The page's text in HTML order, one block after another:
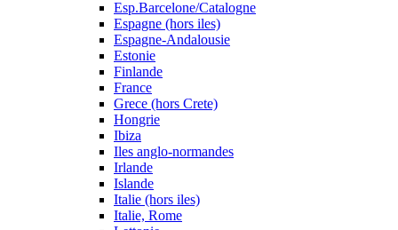
Esp.Barcelone/Catalogne
Espagne (hors iles)
Espagne-Andalousie
Estonie
Finlande
France
Grece (hors Crete)
Hongrie
Ibiza
Iles anglo-normandes
Irlande
Islande
Italie (hors iles)
Italie, Rome